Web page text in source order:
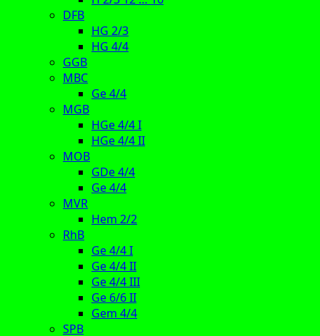
DFB
HG 2/3
HG 4/4
GGB
MBC
Ge 4/4
MGB
HGe 4/4 I
HGe 4/4 II
MOB
GDe 4/4
Ge 4/4
MVR
Hem 2/2
RhB
Ge 4/4 I
Ge 4/4 II
Ge 4/4 III
Ge 6/6 II
Gem 4/4
SPB